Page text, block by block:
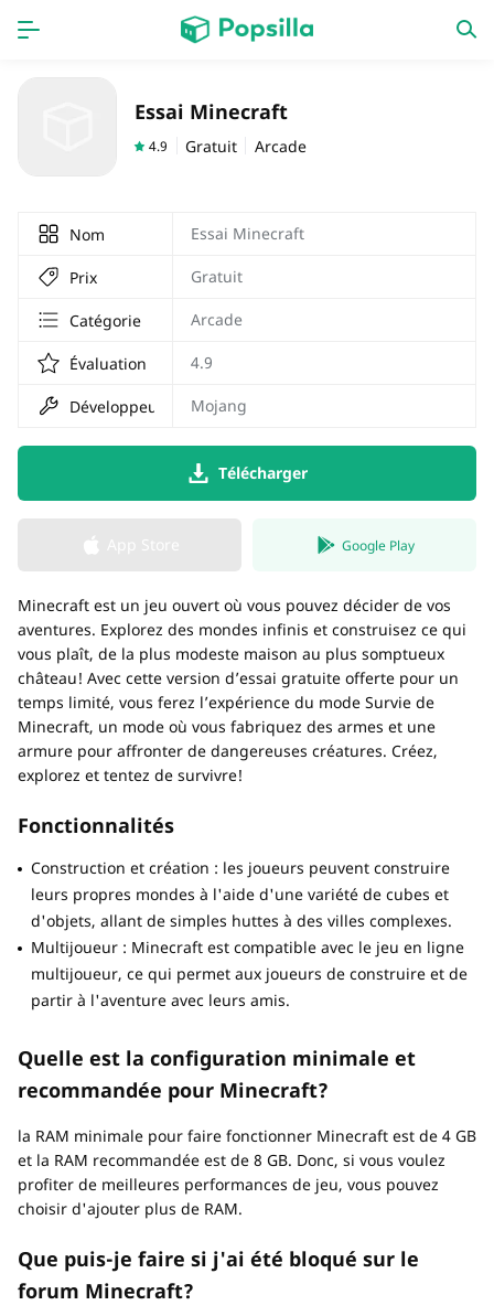
Essai Minecraft
4.9 Gratuit Arcade
Nom Essai Minecraft
Prix Gratuit
Catégorie Arcade
Évaluation 4.9
Développeur Mojang
Télécharger
Google Play
Minecraft est un jeu ouvert où vous pouvez décider de vos
aventures. Explorez des mondes infinis et construisez ce qui
vous plaît, de la plus modeste maison au plus somptueux
château! Avec cette version d’essai gratuite offerte pour un
temps limité, vous ferez l’expérience du mode Survie de
Minecraft, un mode où vous fabriquez des armes et une
armure pour affronter de dangereuses créatures. Créez,
explorez et tentez de survivre!
Fonctionnalités
Construction et création : les joueurs peuvent construire
leurs propres mondes à l'aide d'une variété de cubes et
d'objets, allant de simples huttes à des villes complexes.
Multijoueur : Minecraft est compatible avec le jeu en ligne
multijoueur, ce qui permet aux joueurs de construire et de
partir à l'aventure avec leurs amis.
Quelle est la configuration minimale et
recommandée pour Minecraft?
la RAM minimale pour faire fonctionner Minecraft est de 4 GB
et la RAM recommandée est de 8 GB. Donc, si vous voulez
profiter de meilleures performances de jeu, vous pouvez
choisir d'ajouter plus de RAM.
Que puis-je faire si j'ai été bloqué sur le
forum Minecraft?